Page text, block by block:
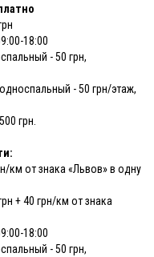
18:00
- 50 грн,
- 50 грн/этаж,
грн.
км от знака «Львов» в одну
+ 40 грн/км от знака
18:00
- 50 грн,